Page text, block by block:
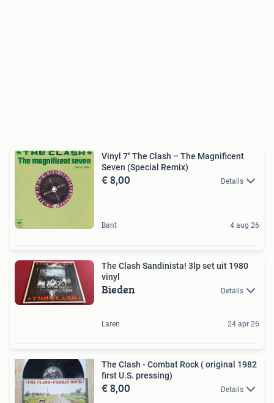
Vinyl 7'' The Clash – The Magnificent
Seven (Special Remix)
€ 8,00 Details
Bant 4 aug 26
The Clash Sandinista! 3lp set uit 1980
vinyl
Bieden Details
Laren 24 apr 26
The Clash - Combat Rock ( original 1982
first U.S. pressing)
€ 8,00 Details